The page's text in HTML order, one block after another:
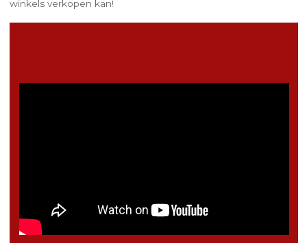
winkels verkopen kan!